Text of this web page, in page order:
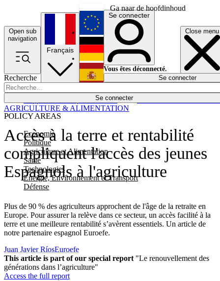
Ga naar de hoofdinhoud
Open sub
navigation
Close menu
Recherche
Se connecter
POLICY AREAS
Economie
Politique
Agriculture et Alimentation
Santé
Technologies
Energie, Environnement et Transport
Défense
Économie
Français
English
Deutsch
Español
Se connecter
Vous êtes déconnecté.
Se connecter
Accès à la terre et rentabilité
compliquent l'accès des jeunes
Espagnols à l'agriculture
Plus de 90 % des agriculteurs approchent de l'âge de la retraite en
Europe. Pour assurer la relève dans ce secteur, un accès facilité à la
terre et une meilleure rentabilité s’avèrent essentiels. Un article de
notre partenaire espagnol Euroefe.
AGRICULTURE & ALIMENTATION
Juan Javier RíosEuroefe
This article is part of our special report "Le renouvellement des
générations dans l’agriculture"
Access the full report